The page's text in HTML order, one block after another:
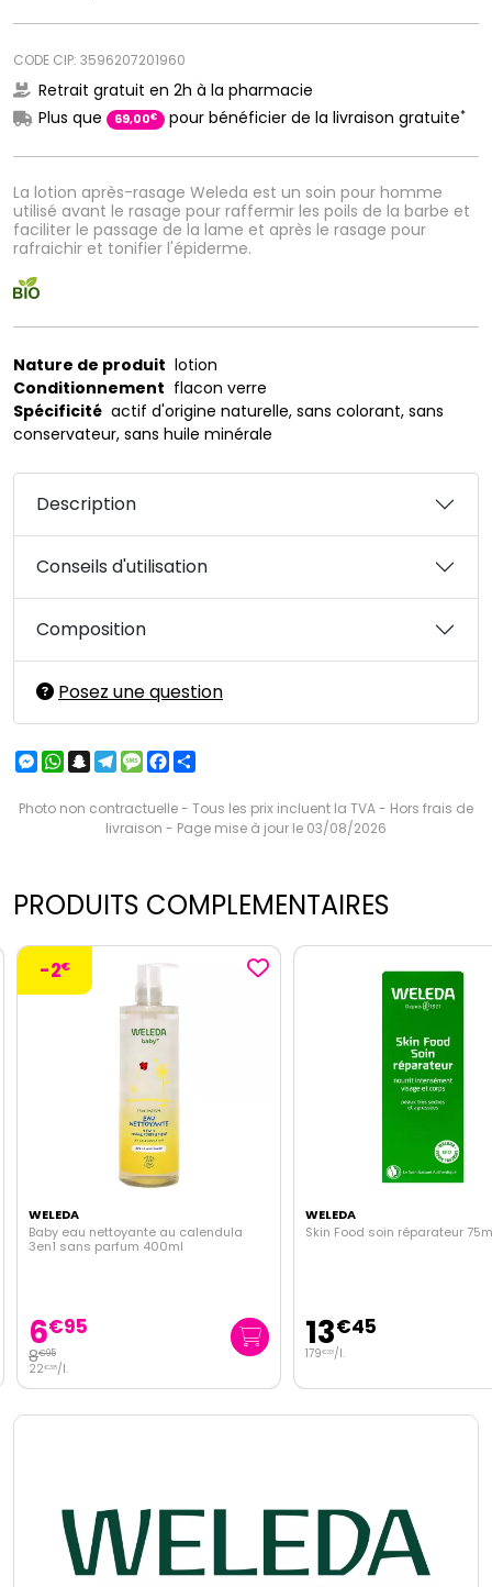
La lotion après-rasage Weleda est un soin pour homme
utilisé avant le rasage pour raffermir les poils de la barbe et
faciliter le passage de la lame et après le rasage pour
rafraichir et tonifier l'épiderme.
CODE CIP: 3596207201960
Retrait gratuit en 2h à la pharmacie
Plus que
69,00€ pour bénéficier de la livraison gratuite*
Nature de produit lotion
Conditionnement flacon verre
Spécificité actif d'origine naturelle, sans colorant, sans
conservateur, sans huile minérale
Description
Conseils d'utilisation
Composition
Posez une question
Messenger
WhatsApp
Snapchat
Telegram
MessageFacebook
Photo non contractuelle - Tous les prix incluent la TVA - Hors frais de
livraison - Page mise à jour le 03/08/2026
PRODUITS COMPLEMENTAIRES
-2€
WELEDA
Baby eau nettoyante au calendula
3en1 sans parfum 400ml
6€95
8€95
22€38/l.
WELEDA
Skin Food soin réparateur
13€45
179€33/l.